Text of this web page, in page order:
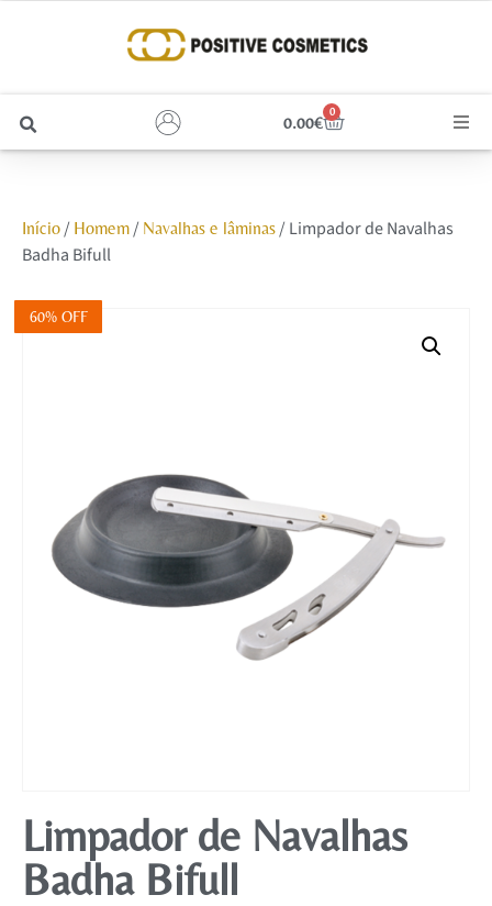
0.00€
0
Unhas
Mobiliário
Início/ Homem/ Navalhas e lâminas/ Limpador de Navalhas
Badha Bifull
60% OFF
Limpador de Navalhas
Badha Bifull